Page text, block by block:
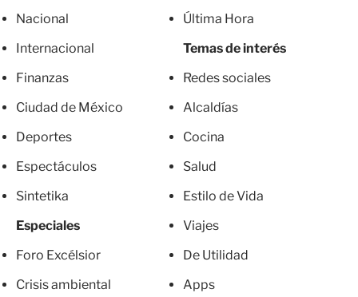
Nacional
Internacional
Finanzas
Ciudad de México
Deportes
Espectáculos
Sintetika
Especiales
Foro Excélsior
Crisis ambiental
Última Hora
Temas de interés
Redes sociales
Alcaldías
Cocina
Salud
Estilo de Vida
Viajes
De Utilidad
Apps